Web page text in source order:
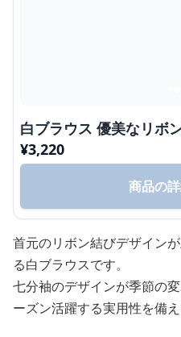
白ブラウス 優美なリボ
¥3,220
商品の
首元のリボン結びデザイン
る白ブラウスです。
七分袖のデザインが季節の
ーズン活躍する実用性を備え